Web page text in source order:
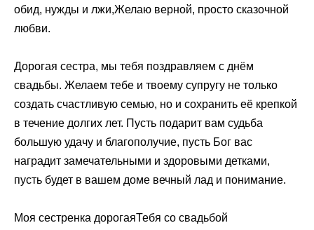
обид, нужды и лжи,Желаю верной, просто сказочной
любви.
Дорогая сестра, мы тебя поздравляем с днём
свадьбы. Желаем тебе и твоему супругу не только
создать счастливую семью, но и сохранить её крепкой
в течение долгих лет. Пусть подарит вам судьба
большую удачу и благополучие, пусть Бог вас
наградит замечательными и здоровыми детками,
пусть будет в вашем доме вечный лад и понимание.
Моя сестренка дорогаяТебя со свадьбой